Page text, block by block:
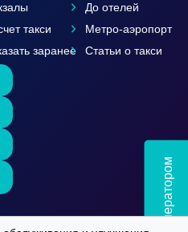
такси
заранее
До отелей
Метро-аэропорт
Статьи о такси
Чат с оператором